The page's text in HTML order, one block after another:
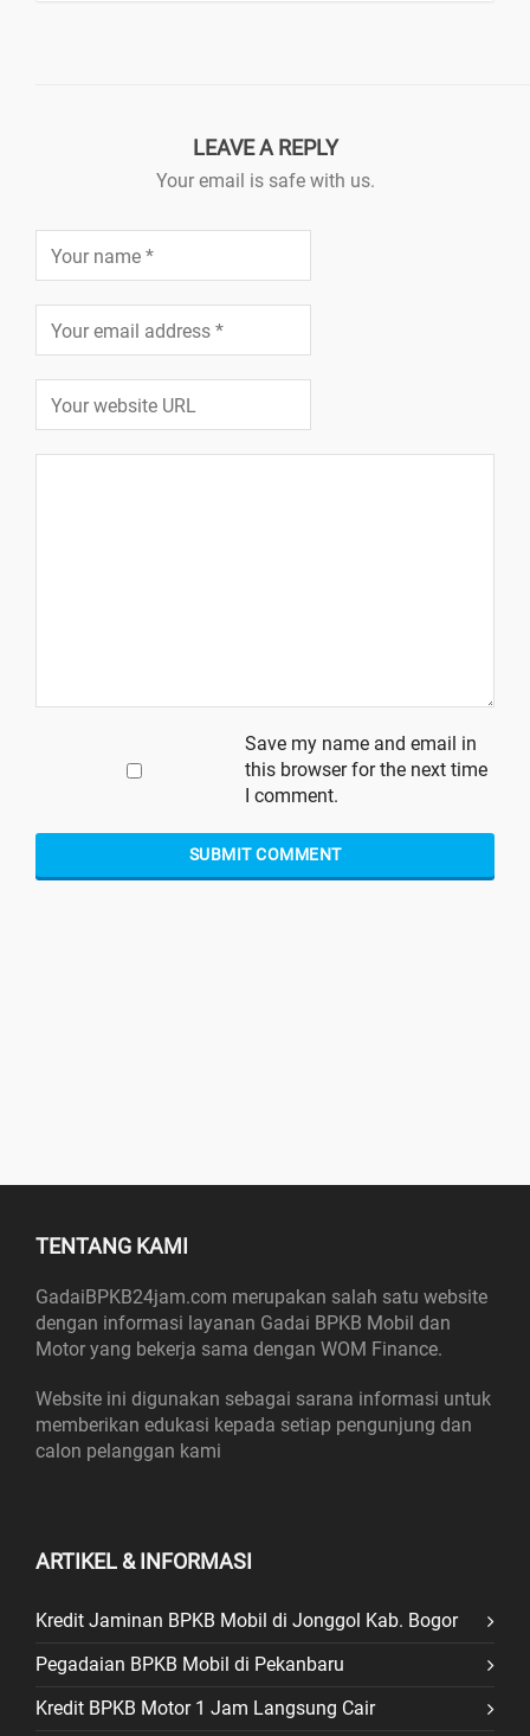
LEAVE A REPLY
Your email is safe with us.
Save my name and email in
this browser for the next time
I comment.
TENTANG KAMI
GadaiBPKB24jam.com merupakan salah satu website
dengan informasi layanan Gadai BPKB Mobil dan
Motor yang bekerja sama dengan WOM Finance.
Website ini digunakan sebagai sarana informasi untuk
memberikan edukasi kepada setiap pengunjung dan
calon pelanggan kami
ARTIKEL & INFORMASI
Kredit Jaminan BPKB Mobil di Jonggol Kab. Bogor
Pegadaian BPKB Mobil di Pekanbaru
Kredit BPKB Motor 1 Jam Langsung Cair